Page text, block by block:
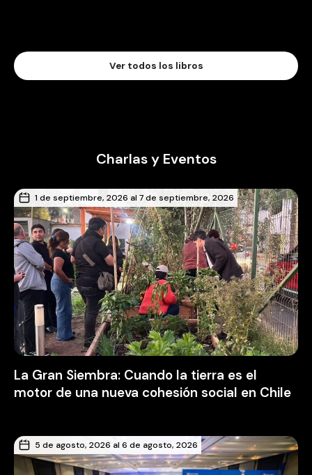
Ver todos los libros
Charlas y Eventos
1 de septiembre, 2026 al 7 de septiembre, 2026
La Gran Siembra: Cuando la tierra es el
motor de una nueva cohesión social en Chile
5 de agosto, 2026 al 6 de agosto, 2026